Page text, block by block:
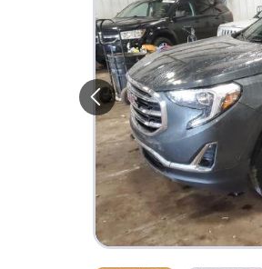
Авто из Китая
Авто из Европы